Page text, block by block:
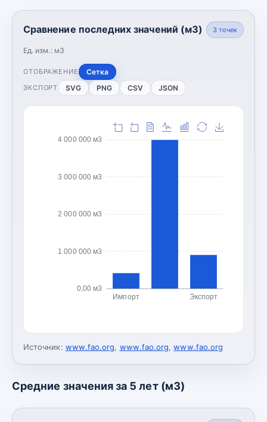
Сравнение последних значений (м3)
Ед. изм.: м3
3точек
ОТОБРАЖЕНИЕ Сетка
ЭКСПОРТ SVG PNG CSV JSON
0,00 м3
1 000 000 м3
2 000 000 м3
3 000 000 м3
4 000 000 м3
Импорт Экспорт
Источник: www.fao.org, www.fao.org,www.fao.org
Средние значения за 5 лет (м3)